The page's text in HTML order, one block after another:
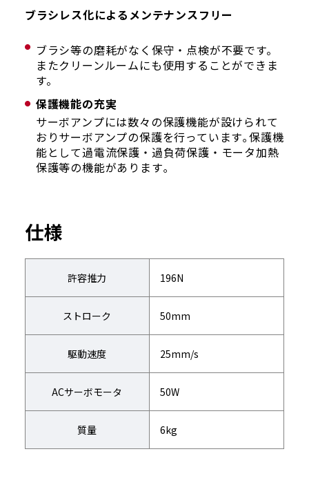
ブラシレス化によるメンテナンスフリー
ブラシ等の磨耗がなく保守・点検が不要です。
またクリーンルームにも使用することができま
す。
保護機能の充実
サーボアンプには数々の保護機能が設けられて
おりサーボアンプの保護を行っています｡保護機
能として過電流保護・過負荷保護・モータ加熱
保護等の機能があります｡
仕様
許容推力 196N
ストローク 50mm
駆動速度 25mm/s
ACサーボモータ 50W
質量 6kg